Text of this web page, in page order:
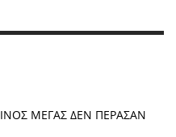
ΜΕΓΑΣ ΔΕΝ ΠΕΡΑΣΑΝ